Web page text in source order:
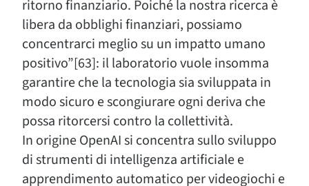
ritorno finanziario. Poiché la nostra ricerca è
libera da obblighi finanziari, possiamo
concentrarci meglio su un impatto umano
positivo”[63]: il laboratorio vuole insomma
garantire che la tecnologia sia sviluppata in
modo sicuro e scongiurare ogni deriva che
possa ritorcersi contro la collettività.
In origine OpenAI si concentra sullo sviluppo
di strumenti di intelligenza artificiale e
apprendimento automatico per videogiochi e